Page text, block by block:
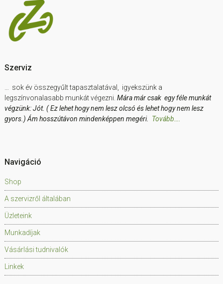
Szerviz
… sok év összegyűlt tapasztalatával, igyekszünk a
legszínvonalasabb munkát végezni. Mára már csak egy féle munkát
végzünk: Jót. ( Ez lehet hogy nem lesz olcsó és lehet hogy nem lesz
gyors.) Ám hosszútávon mindenképpen megéri. Tovább….
Navigáció
Shop
A szervizről általában
Üzleteink
Munkadíjak
Vásárlási tudnivalók
Linkek